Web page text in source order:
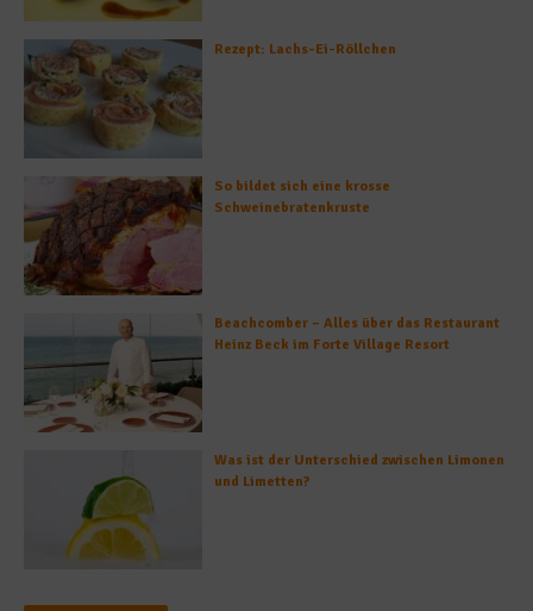
Rezept: Lachs-Ei-Röllchen
So bildet sich eine krosse
Schweinebratenkruste
Beachcomber – Alles über das Restaurant
Heinz Beck im Forte Village Resort
Was ist der Unterschied zwischen Limonen
und Limetten?